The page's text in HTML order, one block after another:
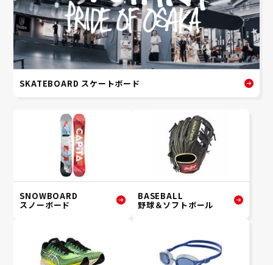
SKATEBOARD スケートボード
SNOWBOARD
スノーボード
BASEBALL
野球＆ソフトボール